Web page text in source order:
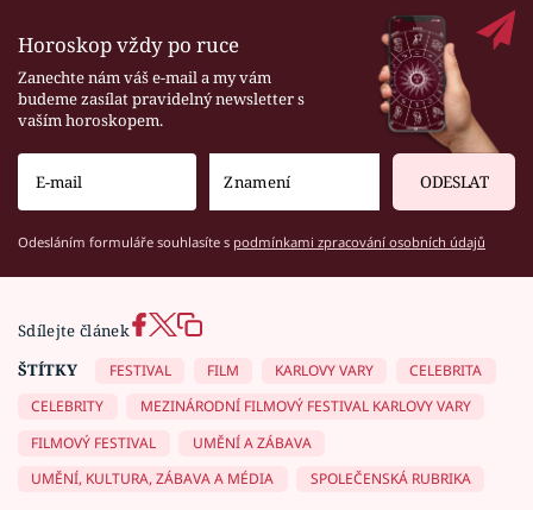
Horoskop vždy po ruce
Zanechte nám váš e-mail a my vám
budeme zasílat pravidelný newsletter s
vaším horoskopem.
ODESLAT
Odesláním formuláře souhlasíte s podmínkami zpracování osobních údajů
Sdílejte článek
ŠTÍTKY
FESTIVAL FILM KARLOVY VARY
CELEBRITA
CELEBRITY
MEZINÁRODNÍ FILMOVÝ FESTIVAL KARLOVY VARY
FILMOVÝ FESTIVAL
UMĚNÍ A ZÁBAVA
UMĚNÍ, KULTURA, ZÁBAVA A MÉDIA
SPOLEČENSKÁ RUBRIKA